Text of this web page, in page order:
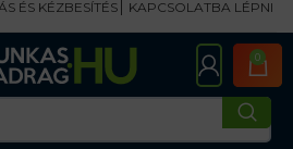
ÉS KÉZBESÍTÉS KAPCSOLATBA LÉPNI
0